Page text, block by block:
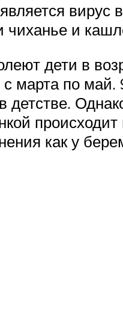
вирус
чиханье и
дети в
марта по
детстве.
как у